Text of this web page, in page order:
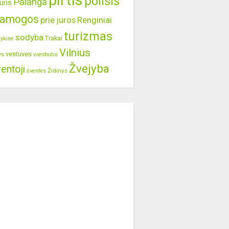
prie juros Renginiai
sodyba Trakai turizmas
vestuves viesbutis Vilnius
šventės Židinys Žvejyba